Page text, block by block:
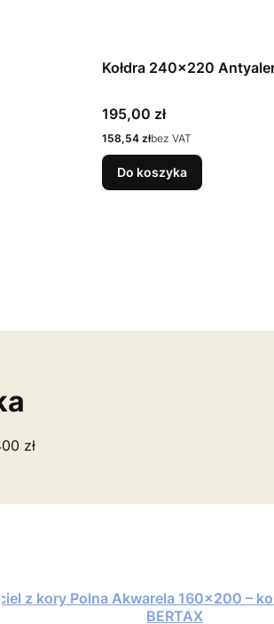
Kołdra 240x220
Cena
195,00 zł
Cena
158,54 złbez VAT
Do koszyka
zł